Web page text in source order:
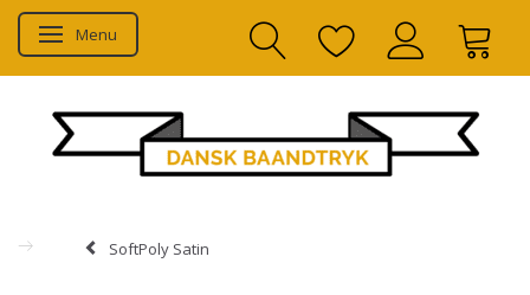
Skifte navigation
Menu
SoftPoly Satin